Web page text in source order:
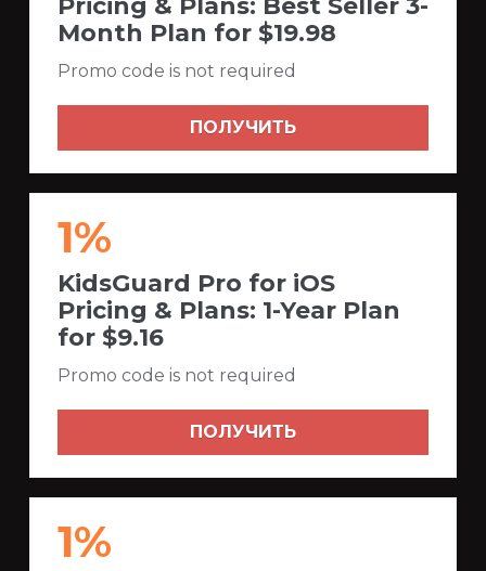
Month Plan for $19.98
Promo code is not required
ПОЛУЧИТЬ
1%
KidsGuard Pro for iOS
Pricing & Plans: 1-Year Plan
for $9.16
Promo code is not required
ПОЛУЧИТЬ
1%